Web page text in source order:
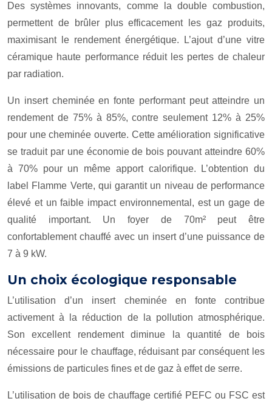
Des systèmes innovants, comme la double combustion,
permettent de brûler plus efficacement les gaz produits,
maximisant le rendement énergétique. L’ajout d’une vitre
céramique haute performance réduit les pertes de chaleur
par radiation.
Un insert cheminée en fonte performant peut atteindre un
rendement de 75% à 85%, contre seulement 12% à 25%
pour une cheminée ouverte. Cette amélioration significative
se traduit par une économie de bois pouvant atteindre 60%
à 70% pour un même apport calorifique. L’obtention du
label Flamme Verte, qui garantit un niveau de performance
élevé et un faible impact environnemental, est un gage de
qualité important. Un foyer de 70m² peut être
confortablement chauffé avec un insert d’une puissance de
7 à 9 kW.
Un choix écologique responsable
L’utilisation d’un insert cheminée en fonte contribue
activement à la réduction de la pollution atmosphérique.
Son excellent rendement diminue la quantité de bois
nécessaire pour le chauffage, réduisant par conséquent les
émissions de particules fines et de gaz à effet de serre.
L’utilisation de bois de chauffage certifié PEFC ou FSC est